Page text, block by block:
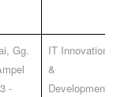
Gg.
-
IT Innovation
&
Development